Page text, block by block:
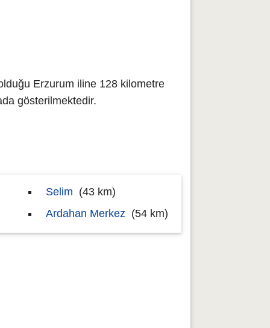
Erzurum iline 128 kilometre
gösterilmektedir.
Selim (43 km)
Ardahan Merkez (54 km)